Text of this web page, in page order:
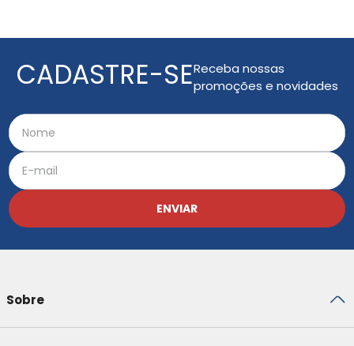
CADASTRE-SEReceba nossas
promoções e novidades
ENVIAR
Sobre